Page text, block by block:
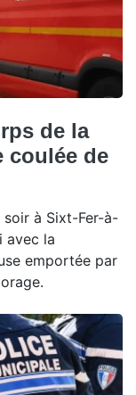
de la
coulée de
soir à Sixt-Fer-à-
avec la
emportée par